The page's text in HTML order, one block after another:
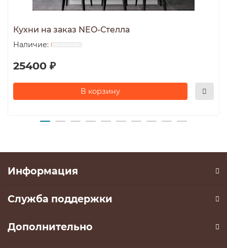
Кухни на заказ NEO-Стелла
25400 ₽
В корзину
Информация
Служба поддержки
Дополнительно